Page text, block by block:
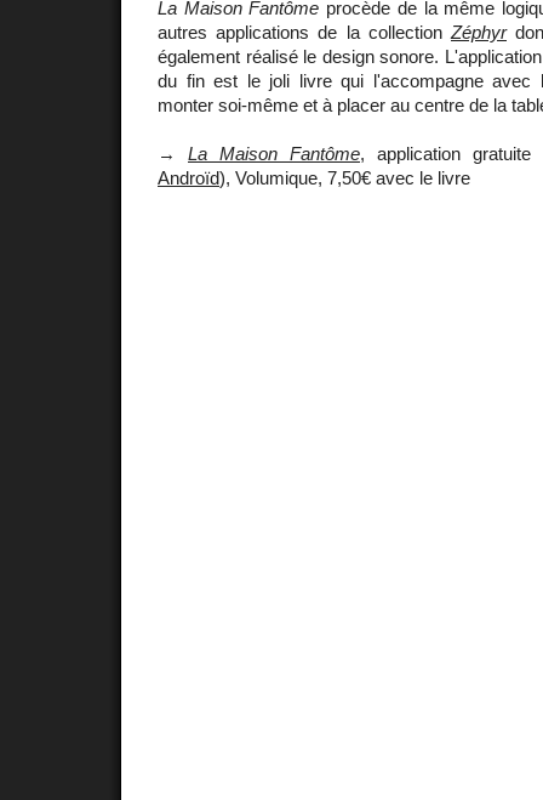
La Maison Fantôme procède de la même
autres applications de la collection Zéphyr
également réalisé le design sonore.
du fin est le joli livre qui l'accompagne avec
monter soi-même et à placer au centre de la
→ La Maison Fantôme, application
Androïd), Volumique, 7,50€ avec le livre